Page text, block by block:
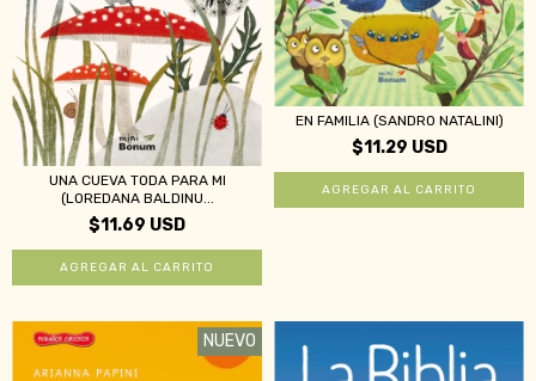
UNA CUEVA TODA PARA MI
(LOREDANA BALDINU...
$11.69 USD
EN FAMILIA (SANDRO NATALINI)
$11.29 USD
NUEVO